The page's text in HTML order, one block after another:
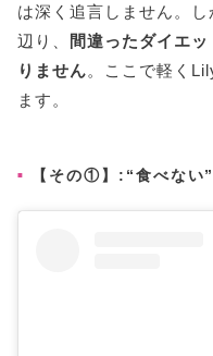
は深く追言しません。
辺り、
間違ったダイエ
りません。ここで軽く
ます。
【その①】:“食べない